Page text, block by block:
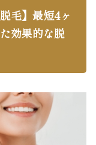
毛】最短4ヶ
効果的な脱